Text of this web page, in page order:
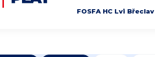
FOSFA HC Lvi Břeclav